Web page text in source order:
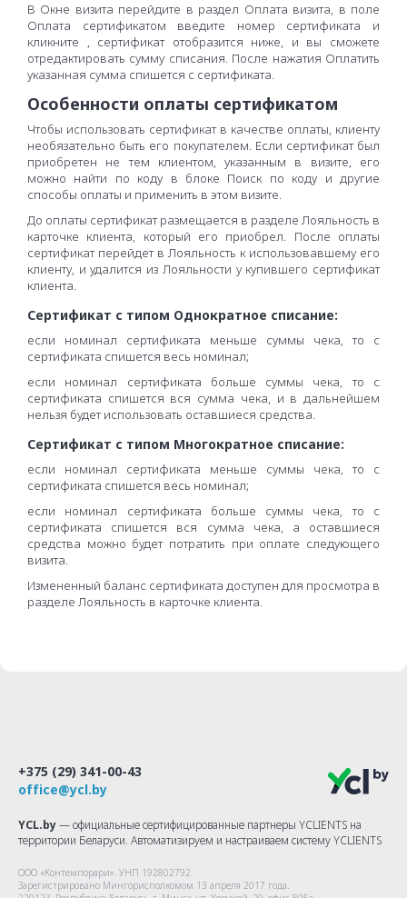
В Окне визита перейдите в раздел Оплата визита, в поле
Оплата сертификатом введите номер сертификата и
кликните , сертификат отобразится ниже, и вы сможете
отредактировать сумму списания. После нажатия Оплатить
указанная сумма спишется с сертификата.
Особенности оплаты сертификатом
Чтобы использовать сертификат в качестве оплаты, клиенту
необязательно быть его покупателем. Если сертификат был
приобретен не тем клиентом, указанным в визите, его
можно найти по коду в блоке Поиск по коду и другие
способы оплаты и применить в этом визите.
До оплаты сертификат размещается в разделе Лояльность в
карточке клиента, который его приобрел. После оплаты
сертификат перейдет в Лояльность к использовавшему его
клиенту, и удалится из Лояльности у купившего сертификат
клиента.
Сертификат с типом Однократное списание:
если номинал сертификата меньше суммы чека, то с
сертификата спишется весь номинал;
если номинал сертификата больше суммы чека, то с
сертификата спишется вся сумма чека, и в дальнейшем
нельзя будет использовать оставшиеся средства.
Сертификат с типом Многократное списание:
если номинал сертификата меньше суммы чека, то с
сертификата спишется весь номинал;
если номинал сертификата больше суммы чека, то с
сертификата спишется вся сумма чека, а оставшиеся
средства можно будет потратить при оплате следующего
визита.
Измененный баланс сертификата доступен для просмотра в
разделе Лояльность в карточке клиента.
YCL.by— официальные сертифицированные партнеры YCLIENTS на
территории Беларуси. Автоматизируем и настраиваем систему YCLIENTS
ООО «Контемпорари». УНП 192802792.
Зарегистрировано Мингорисполкомом 13 апреля 2017 года.
+375 (29) 341-00-43
office@ycl.by